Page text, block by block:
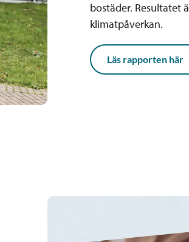
bostäder. Resultatet
klimatpåverkan.
Läs rapporten här